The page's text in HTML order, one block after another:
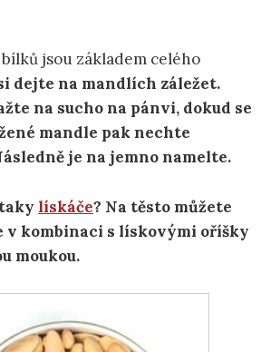
jsou základem celého
dejte na mandlích záležet.
na sucho na pánvi, dokud se
mandle pak nechte
je na jemno namelte.
lískáče? Na těsto můžete
v kombinaci s lískovými oříšky
moukou.